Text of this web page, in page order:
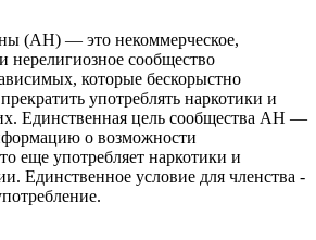
(АН) — это некоммерческое,
нерелигиозное сообщество
которые бескорыстно
употреблять наркотики и
Единственная цель сообщества АН —
о возможности
еще употребляет наркотики и
Единственное условие для членства -